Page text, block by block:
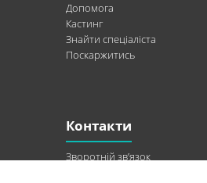
Допомога
Кастинг
Знайти спеціаліста
Поскаржитись
Контакти
Зворотній зв’язок